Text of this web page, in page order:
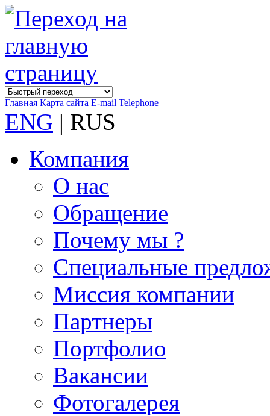
Главная Карта сайта E-mail Telephone
ENG | RUS
Компания
О нас
Обращение
Почему мы ?
Специальные
Миссия компании
Партнеры
Портфолио
Вакансии
Фотогалерея